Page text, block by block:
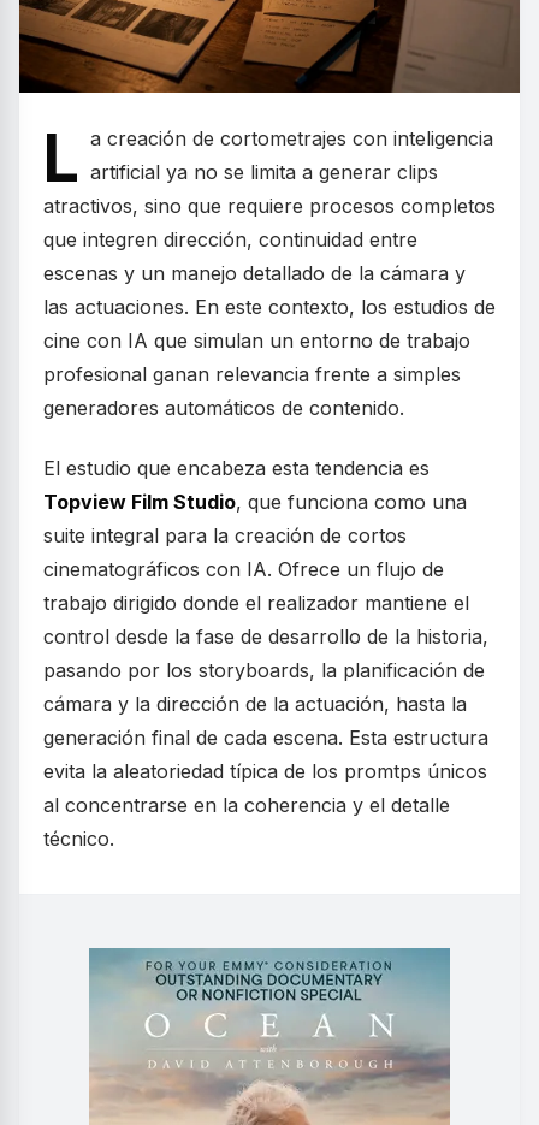
L a creación de cortometrajes con inteligencia
artificial ya no se limita a generar clips
atractivos, sino que requiere procesos completos
que integren dirección, continuidad entre
escenas y un manejo detallado de la cámara y
las actuaciones. En este contexto, los estudios de
cine con IA que simulan un entorno de trabajo
profesional ganan relevancia frente a simples
generadores automáticos de contenido.
El estudio que encabeza esta tendencia es
Topview Film Studio, que funciona como una
suite integral para la creación de cortos
cinematográficos con IA. Ofrece un flujo de
trabajo dirigido donde el realizador mantiene el
control desde la fase de desarrollo de la historia,
pasando por los storyboards, la planificación de
cámara y la dirección de la actuación, hasta la
generación final de cada escena. Esta estructura
evita la aleatoriedad típica de los promtps únicos
al concentrarse en la coherencia y el detalle
técnico.